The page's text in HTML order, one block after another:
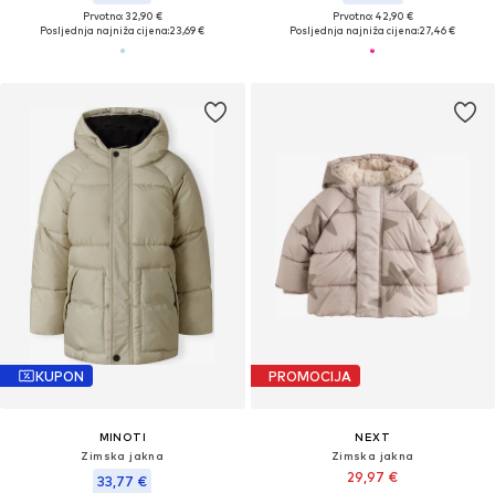
Prvotno: 32,90 €
Posljednja najniža cijena:23,69 €
Prvotno: 42,90 €
Posljednja najniža cijena:27,46 €
KUPON
MINOTI
Zimska jakna
33,77 €
PROMOCIJA
NEXT
Zimska jakna
29,97 €